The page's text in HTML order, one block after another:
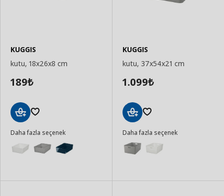
KUGGIS
kutu, 18x26x8 cm
189₺
Ekle
Daha fazla seçenek
KUGGIS
kutu, 37x54x21 cm
1.099₺
Ekle
Daha fazla seçenek